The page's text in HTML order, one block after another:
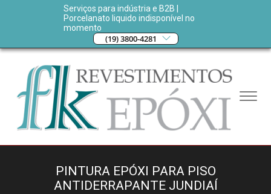
Serviços para indústria e B2B |
Porcelanato liquido indisponível no
momento
(19) 3800-4281
PINTURA EPÓXI PARA PISO
ANTIDERRAPANTE JUNDIAÍ